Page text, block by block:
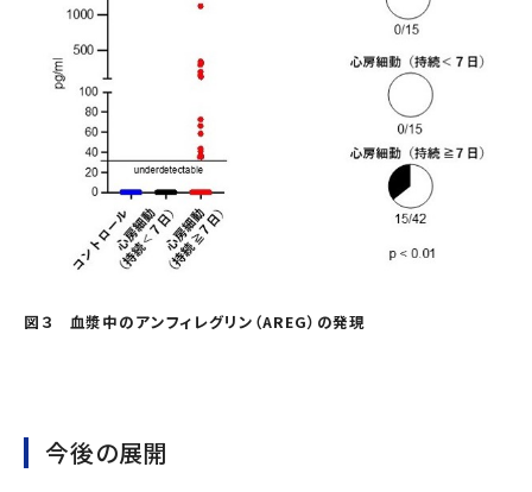
図３ 血漿中のアンフィレグリン（AREG）の発現
今後の展開